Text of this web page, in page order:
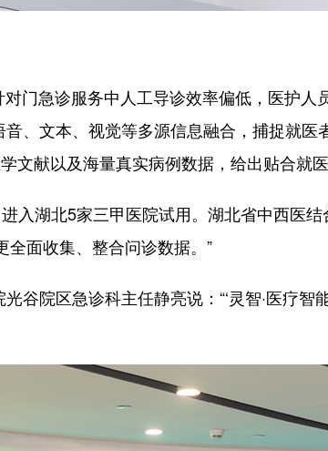
门急诊服务中人工导诊效率偏低，医护人
、文本、视觉等多源信息融合，捕捉就
文献以及海量真实病例数据，给出贴合就医
湖北5家三甲医院试用。湖北省中西医结
全面收集、整合问诊数据。”
院区急诊科主任静亮说：“‘灵智·医疗智